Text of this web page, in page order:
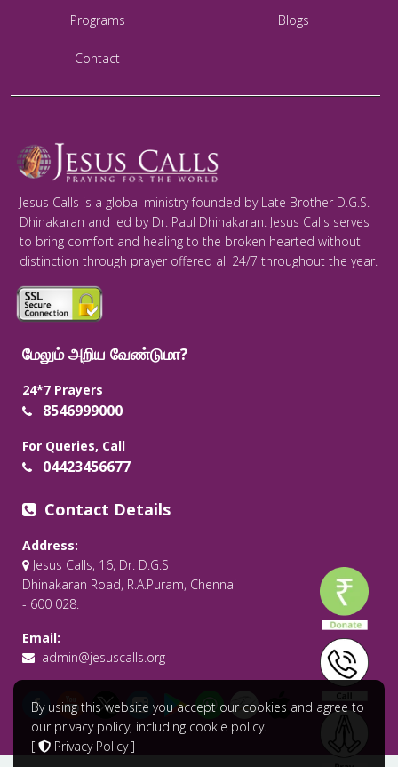
Programs Blogs
Contact
Jesus Calls is a global ministry founded by Late Brother D.G.S.
Dhinakaran and led by Dr. Paul Dhinakaran. Jesus Calls serves
to bring comfort and healing to the broken hearted without
distinction through prayer offered all 24/7 throughout the year.
மேலும் அறிய வேண்டுமா?
24*7 Prayers
8546999000
For Queries, Call
04423456677
Contact Details
Address:
Jesus Calls, 16, Dr. D.G.S
Dhinakaran Road, R.A.Puram, Chennai
- 600 028.
Email:
admin@jesuscalls.org
By using this website you accept our cookies and agree to
our privacy policy, including cookie policy.
[
Privacy Policy]